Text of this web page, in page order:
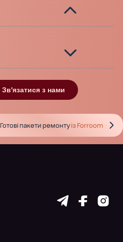
Зв'язатися з нами
Готові пакети ремонтуіз Forroom